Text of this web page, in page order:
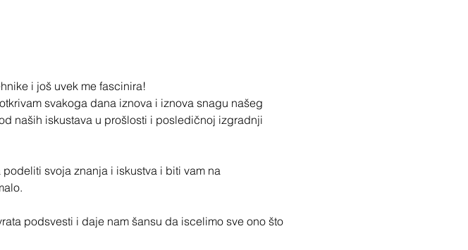
i još uvek me fascinira!
svakoga dana iznova i iznova snagu našeg
naših iskustava u prošlosti i posledičnoj izgradnji
svoja znanja i iskustva i biti vam na
podsvesti i daje nam šansu da iscelimo sve ono što